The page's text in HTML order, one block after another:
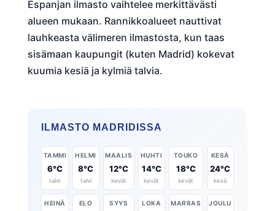
Espanjan ilmasto vaihtelee merkittävästi
alueen mukaan. Rannikkoalueet nauttivat
lauhkeasta välimeren ilmastosta, kun taas
sisämaan kaupungit (kuten Madrid) kokevat
kuumia kesiä ja kylmiä talvia.
ILMASTO MADRIDISSA
TAMMI
6°C
talvi
HELMI
8°C
talvi
MAALIS
12°C
kevät
HUHTI
14°C
kevät
TOUKO
18°C
kevät
KESÄ
24°C
kesä
HEINÄ ELO SYYS LOKA MARRAS JOULU